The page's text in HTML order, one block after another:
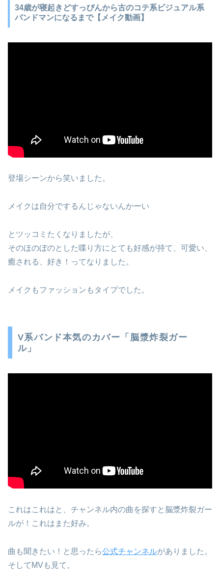
34歳が寝起きどすっぴんから古のコテ系ビジュアル系
バンドマンになるまで【メイク動画】
登場シーンから笑いました。
メイクは自分でするんじゃないんかーい
とツッコミたくなりましたが、
そのほのぼのとした喋り方にとても好感が持て、可愛い、
癒される、好き！ってなりました。
メイクもファッションもタイプでした。
V系バンド本気のカバー「脳漿炸裂ガー
ル」
これはこれはと、チャンネル内の曲を探すと脳漿炸裂ガー
ルが！これはまた好み。
曲も聞きたい！と思ったら公式チャンネルがありました。
そしてMVも見て。